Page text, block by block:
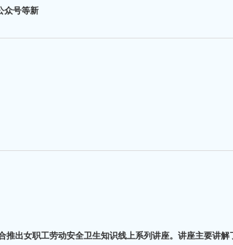
众号等新
出女职工劳动安全卫生知识线上系列讲座。讲座主要讲解